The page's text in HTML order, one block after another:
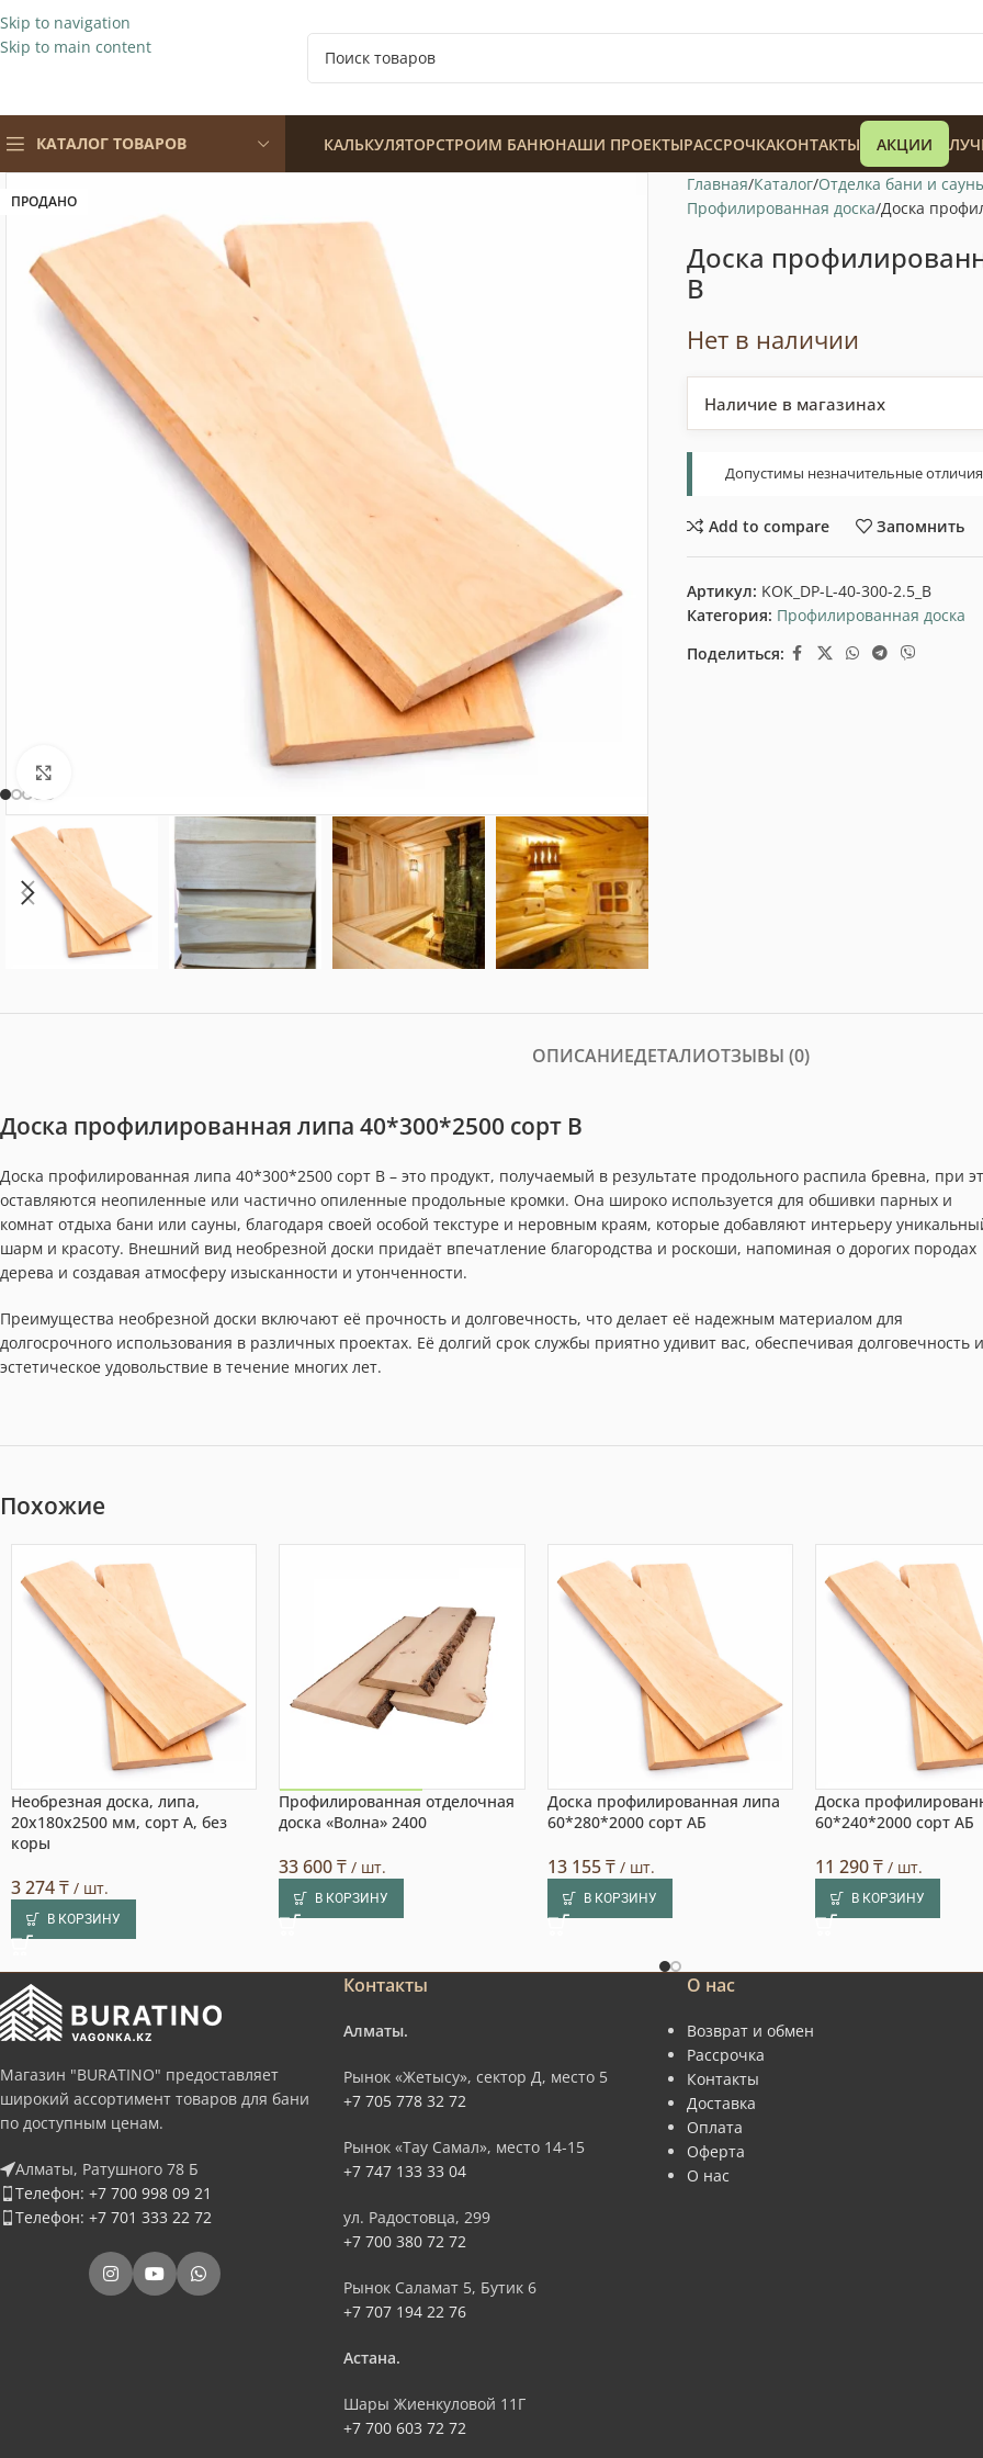
Skip to navigation
Skip to main content
КАТАЛОГ ТОВАРОВ
128 900₸
КАЛЬКУЛЯТОРСТРОИМ БАНЮНАШИ ПРОЕКТЫРАССРОЧКАКОНТАКТЫ АКЦИИ
ПРОДАНО
Нажмите, чтобы увеличить
Главная Каталог Отделка бани и
Профилированная доска Доска
Доска
В
Нет в наличии
Наличие в магазинах
Допустимы незначительные
Add to compare Запомнить
Артикул: KOK_DP-L-40-300-2.5_B
Категория: Профилированная доска
Поделиться:
ОПИСАНИЕДЕТАЛИОТЗЫВЫ (0)
Доска профилированная липа 40*300*2500 сорт В
Доска профилированная липа 40*300*2500 сорт В – это продукт, получаемый в результате продольного распила бревна, при
оставляются неопиленные или частично опиленные продольные кромки. Она широко используется для обшивки парных и
комнат отдыха бани или сауны, благодаря своей особой текстуре и неровным краям, которые добавляют интерьеру
шарм и красоту. Внешний вид необрезной доски придаёт впечатление благородства и роскоши, напоминая о дорогих породах
дерева и создавая атмосферу изысканности и утонченности.
Преимущества необрезной доски включают её прочность и долговечность, что делает её надежным материалом для
долгосрочного использования в различных проектах. Её долгий срок службы приятно удивит вас, обеспечивая долговечность и
эстетическое удовольствие в течение многих лет.
Похожие
Необрезная доска, липа,
20x180x2500 мм, сорт A, без
коры
3 274₸ / шт.
В КОРЗИНУ
Акция на товар!
Профилированная отделочная
доска «Волна» 2400
33 600₸ / шт.
В КОРЗИНУ
Доска профилированная липа
60*280*2000 сорт АБ
13 155₸/ шт.
В КОРЗИНУ
Доска
60*240*2000 сорт АБ
11 290₸ / шт.
В КОРЗИНУ
Магазин "BURATINO" предоставляет
широкий ассортимент товаров для бани
по доступным ценам.
Алматы, Ратушного 78 Б
Телефон: +7 700 998 09 21
Телефон: +7 701 333 22 72
Контакты
Алматы.
Рынок «Жетысу», сектор Д, место 5
+7 705 778 32 72
Рынок «Тау Самал», место 14-15
+7 747 133 33 04
ул. Радостовца, 299
+7 700 380 72 72
Рынок Саламат 5, Бутик 6
+7 707 194 22 76
Астана.
Шары Жиенкуловой 11Г
+7 700 603 72 72
О нас
Возврат и обмен
Рассрочка
Контакты
Доставка
Оплата
Оферта
О нас